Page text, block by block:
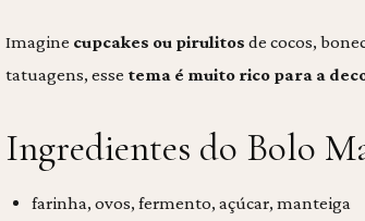
Imagine cupcakes ou pirulitos de cocos,
tatuagens, esse tema é muito rico para a
Ingredientes do Bolo
farinha, ovos, fermento, açúcar, manteiga